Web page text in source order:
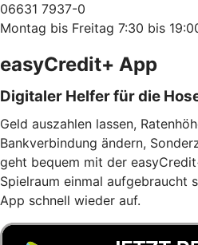
06631 7937-0
Montag bis Freitag 7:30 bis
easyCredit+ App
Digitaler Helfer für die
Geld auszahlen lassen,
Bankverbindung ändern,
geht bequem mit der
Spielraum einmal aufgebraucht
App schnell wieder auf.